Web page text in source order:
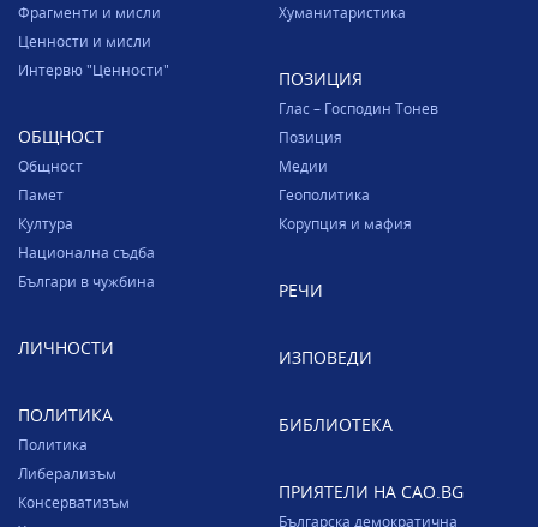
Фрагменти и мисли
Ценности и мисли
Интервю "Ценности"
ОБЩНОСТ
Общност
Памет
Култура
Национална съдба
Българи в чужбина
ЛИЧНОСТИ
ПОЛИТИКА
Политика
Либерализъм
Консерватизъм
Хуманитаристика
ПОЗИЦИЯ
Глас – Господин Тонев
Позиция
Медии
Геополитика
Корупция и мафия
РЕЧИ
ИЗПОВЕДИ
БИБЛИОТЕКА
ПРИЯТЕЛИ НА CAO.BG
Българска демократична